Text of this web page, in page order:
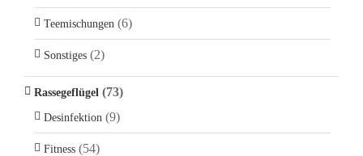
Teemischungen (6)
Sonstiges (2)
Rassegeflügel (73)
Desinfektion (9)
Fitness (54)